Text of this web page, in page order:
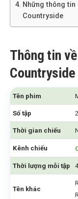
Những thông tin
Countryside
Thông tin
Countryside
Tên phim
Số tập
Thời gian chiếu
Kênh chiếu
Thời lượng mỗi tập
Tên khác